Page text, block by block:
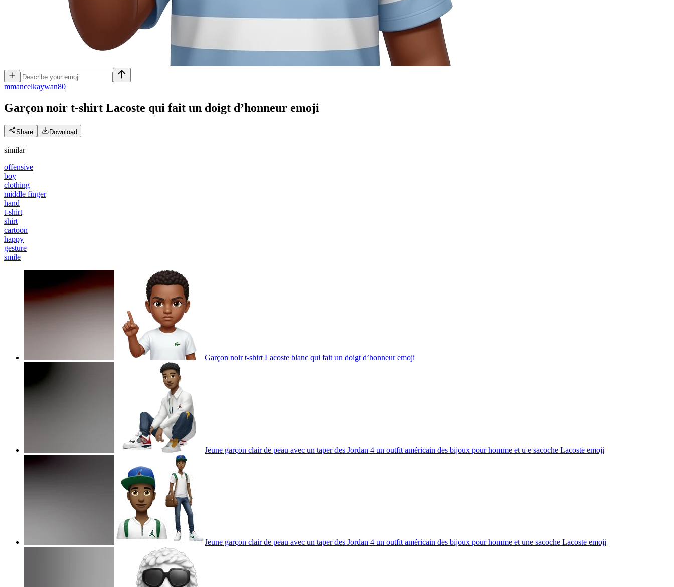
mmancelkaywan80
Garçon noir t-shirt Lacoste qui fait un doigt d’honneur emoji
Share Download
similar
offensive
boy
clothing
middle finger
hand
t-shirt
shirt
cartoon
happy
gesture
smile
Garçon noir t-shirt Lacoste blanc qui fait un doigt d’honneuremoji
Jeune garçon clair de peau avec un taper des Jordan 4 un outfit américain des bijoux pour homme et u e sacoche Lacoste emoji
Jeune garçon clair de peau avec un taper des Jordan 4 un outfit américain des bijoux pour homme et une sacoche Lacoste emoji